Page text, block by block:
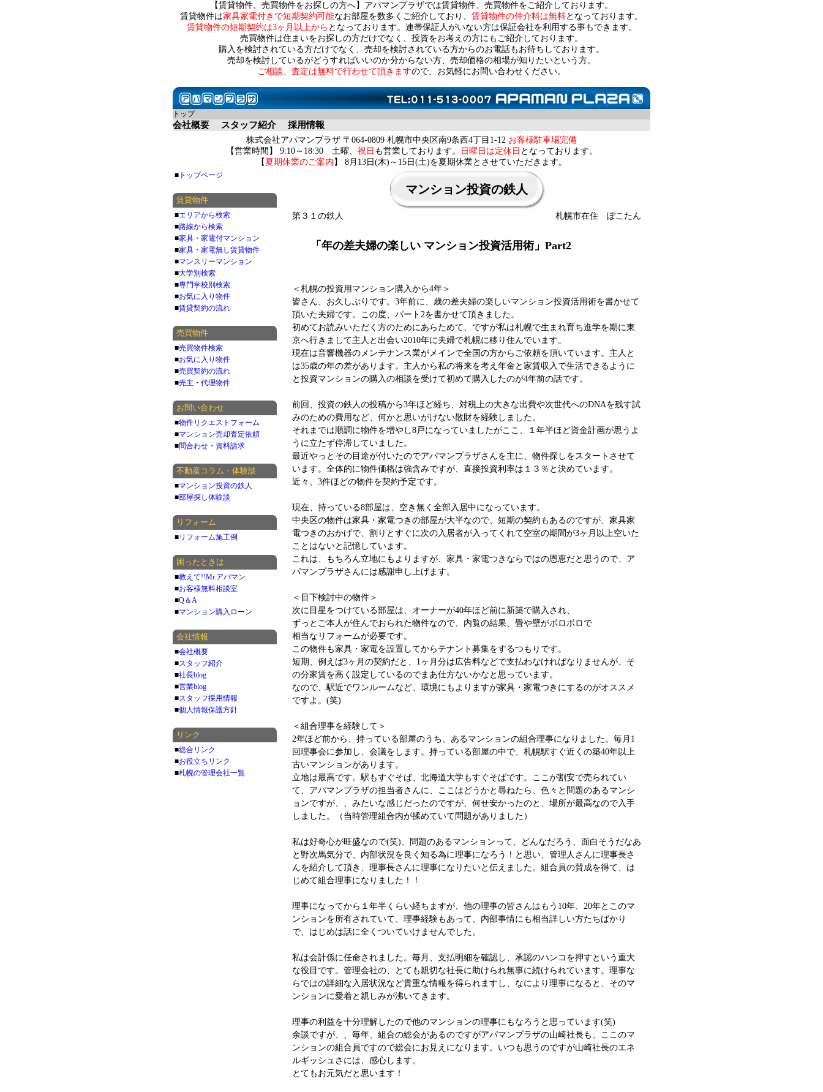
【賃貸物件、売買物件をお探しの方へ】アパマンプラザでは賃貸物件、売買物件をご紹介しております。
賃貸物件は家具家電付きで短期契約可能なお部屋を数多くご紹介しており、 賃貸物件の仲介料は無料となっております。
賃貸物件の短期契約は3ヶ月以上から となっております。連帯保証人がいない方は保証会社を利用する事もできます。
売買物件は住まいをお探しの方だけでなく、投資をお考えの方にもご紹介しております。
購入を検討されている方だけでなく、売却を検討されている方からのお電話もお待ちしております。
売却を検討しているがどうすればいいのか分からない方、売却価格の相場が知りたいという方。
ご相談、査定は無料で行わせて頂きますので、お気軽にお問い合わせください。
トップ
会社概要 スタッフ紹介 採用情報
株式会社アパマンプラザ 〒064-0809 札幌市中央区南9条西4丁目1-12 お客様駐車場完備
【営業時間】 9:10～18:30 土曜、 祝日 も営業しております。 日曜日は定休日 となっております。
【 夏期休業のご案内 】 8月13日(木)～15日(土)を夏期休業とさせていただきます。
マンション投資の鉄人
第３１の鉄人 札幌市在住 ぽこたん
「年の差夫婦の楽しい マンション投資活用術」Part2
＜札幌の投資用マンション購入から4年＞
皆さん、お久しぶりです。3年前に、歳の差夫婦の楽しいマンション投資活用術を書かせて
頂いた夫婦です。この度、パート2を書かせて頂きました。
初めてお読みいただく方のためにあらためて、ですが私は札幌で生まれ育ち進学を期に東
京へ行きまして主人と出会い2010年に夫婦で札幌に移り住んでいます。
現在は音響機器のメンテナンス業がメインで全国の方からご依頼を頂いています。主人と
は35歳の年の差があります。主人から私の将来を考え年金と家賃収入で生活できるように
と投資マンションの購入の相談を受けて初めて購入したのが4年前の話です。
前回、投資の鉄人の投稿から3年ほど経ち、対税上の大きな出費や次世代へのDNAを残す試
みのための費用など、何かと思いがけない散財を経験しました。
それまでは順調に物件を増やし8戸になっていましたがここ、１年半ほど資金計画が思うよ
うに立たず停滞していました。
最近やっとその目途が付いたのでアパマンプラザさんを主に、物件探しをスタートさせて
います。全体的に物件価格は強含みですが、直接投資利率は１３％と決めています。
近々、3件ほどの物件を契約予定です。
現在、持っている8部屋は、空き無く全部入居中になっています。
中央区の物件は家具・家電つきの部屋が大半なので、短期の契約もあるのですが、家具家
電つきのおかげで、割りとすぐに次の入居者が入ってくれて空室の期間が3ヶ月以上空いた
ことはないと記憶しています。
これは、もちろん立地にもよりますが、家具・家電つきならではの恩恵だと思うので、ア
パマンプラザさんには感謝申し上げます。
＜目下検討中の物件＞
次に目星をつけている部屋は、オーナーが40年ほど前に新築で購入され、
ずっとご本人が住んでおられた物件なので、内覧の結果、畳や壁がボロボロで
相当なリフォームが必要です。
この物件も家具・家電を設置してからテナント募集をするつもりです。
短期、例えば3ヶ月の契約だと、1ヶ月分は広告料などで支払わなければなりませんが、そ
の分家賃を高く設定しているのでまあ仕方ないかなと思っています。
なので、駅近でワンルームなど、環境にもよりますが家具・家電つきにするのがオススメ
ですよ。(笑)
＜組合理事を経験して＞
2年ほど前から、持っている部屋のうち、あるマンションの組合理事になりました。毎月1
回理事会に参加し、会議をします。持っている部屋の中で、札幌駅すぐ近くの築40年以上
古いマンションがあります。
立地は最高です。駅もすぐそば、北海道大学もすぐそばです。ここが割安で売られてい
て、アパマンプラザの担当者さんに、ここはどうかと尋ねたら、色々と問題のあるマンシ
ョンですが、、みたいな感じだったのですが、何せ安かったのと、場所が最高なので入手
しました。（当時管理組合内が揉めていて問題がありました）
私は好奇心が旺盛なので(笑)、問題のあるマンションって、どんなだろう、面白そうだなあ
と野次馬気分で、内部状況を良く知る為に理事になろう！と思い、管理人さんに理事長さ
んを紹介して頂き、理事長さんに理事になりたいと伝えました。組合員の賛成を得て、は
じめて組合理事になりました！！
理事になってから１年半くらい経ちますが、他の理事の皆さんはもう10年、20年とこのマ
ンションを所有されていて、理事経験もあって、内部事情にも相当詳しい方たちばかり
で、はじめは話に全くついていけませんでした。
私は会計係に任命されました。毎月、支払明細を確認し、承認のハンコを押すという重大
な役目です。管理会社の、とても親切な社長に助けられ無事に続けられています。理事な
らではの詳細な入居状況など貴重な情報を得られますし、なにより理事になると、そのマ
ンションに愛着と親しみが沸いてきます。
理事の利益を十分理解したので他のマンションの理事にもなろうと思っています(笑)
余談ですが、、毎年、組合の総会があるのですがアパマンプラザの山崎社長も、ここのマ
ンションの組合員ですので総会にお見えになります。いつも思うのですが山崎社長のエネ
ルギッシュさには、感心します。
とてもお元気だと思います！
■ トップページ
賃貸物件
■エリアから検索
■路線から検索
■家具・家電付マンション
■家具・家電無し賃貸物件
■マンスリーマンション
■大学別検索
■専門学校別検索
■お気に入り物件
■賃貸契約の流れ
売買物件
■売買物件検索
■お気に入り物件
■売買契約の流れ
■売主・代理物件
お問い合わせ
■物件リクエストフォーム
■マンション売却査定依頼
■問合わせ・資料請求
不動産コラム・体験談
■マンション投資の鉄人
■部屋探し体験談
リフォーム
■リフォーム施工例
困ったときは
■教えて!!Mr.アパマン
■お客様無料相談室
■Q＆A
■マンション購入ローン
会社情報
■会社概要
■スタッフ紹介
■社長blog
■営業blog
■スタッフ採用情報
■個人情報保護方針
リンク
■総合リンク
■お役立ちリンク
■札幌の管理会社一覧